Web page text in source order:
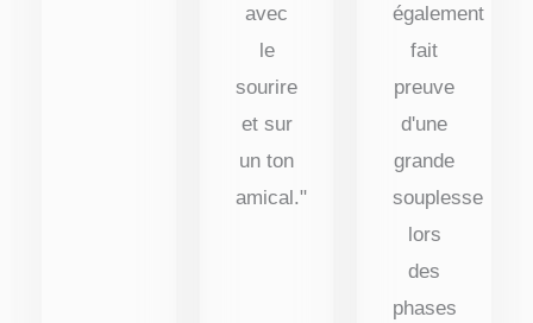
avec
le
sourire
et sur
un ton
amical."
également
fait
preuve
d'une
grande
souplesse
lors
des
phases